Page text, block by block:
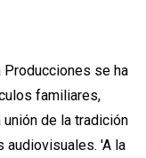
Producciones se ha
familiares,
de la tradición
audiovisuales. 'A la